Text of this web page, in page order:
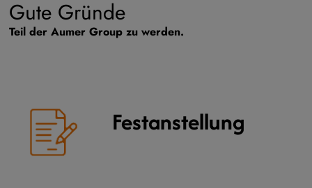
Gute Gründe
Teil der Aumer Group zu werden.
Festanstellung